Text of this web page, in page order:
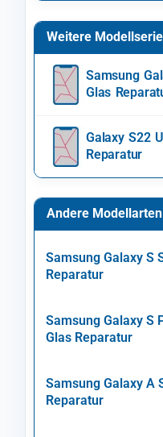
Weitere
Samsung
Glas
Galaxy S22
Reparatur
Andere Modellarten
Samsung Galaxy S
Reparatur
Samsung Galaxy S
Glas Reparatur
Samsung Galaxy A
Reparatur